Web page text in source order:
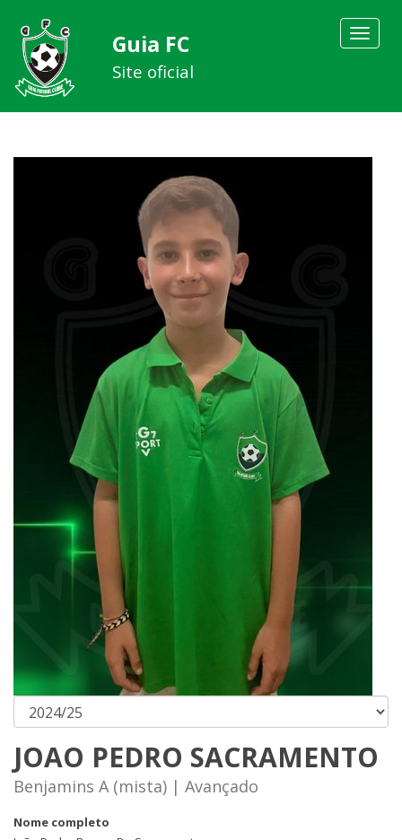
Toggle
Guia FC
Site oficial
JOAO PEDRO SACRAMENTO
Benjamins A (mista) | Avançado
Nome completo